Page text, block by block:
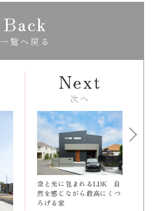
Back
一覧へ戻る
空と光に包まれるLDK 自
然を感じながら最高にくつ
ろげる家
Next
次へ